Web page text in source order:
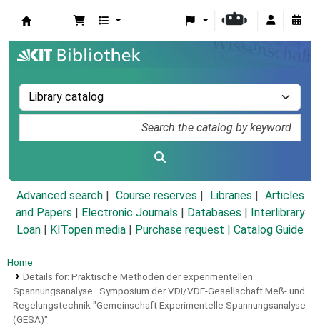
Advanced search Course reserves Libraries
Articles
and Papers
Electronic Journals Databases
Interlibrary
Loan
KITopen media Purchase request | Catalog Guide
Home
Details for: Praktische Methoden der experimentellen
Spannungsanalyse : Symposium der VDI/VDE-Gesellschaft Meß- und
Regelungstechnik "Gemeinschaft Experimentelle Spannungsanalyse
(GESA)"